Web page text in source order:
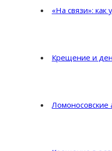
«На связи»:
Крещение и
Ломоносовские